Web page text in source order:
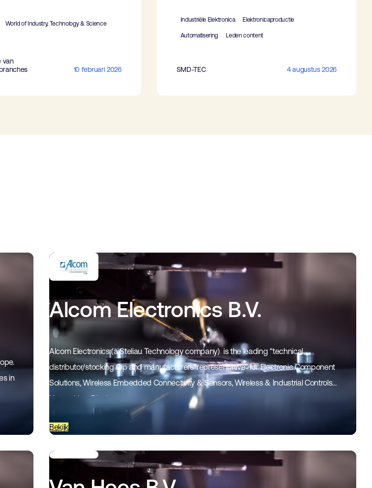
World of Industry, Technology & Science
van
10 februari 2026
Industriële Elektronica Elektronicaproductie
Automatisering Leden content
SMD-TEC 4 augustus 2026
in
Alcom Electronics B.V.
Alcom Electronics (a Steliau Technology company) is the leading “technical
distributor/stocking rep and manufacturers’ representative” for Electronic Component
Solutions, Wireless Embedded Connectivity & Sensors, Wireless & Industrial Controls
Networking, Display…
Bekijk